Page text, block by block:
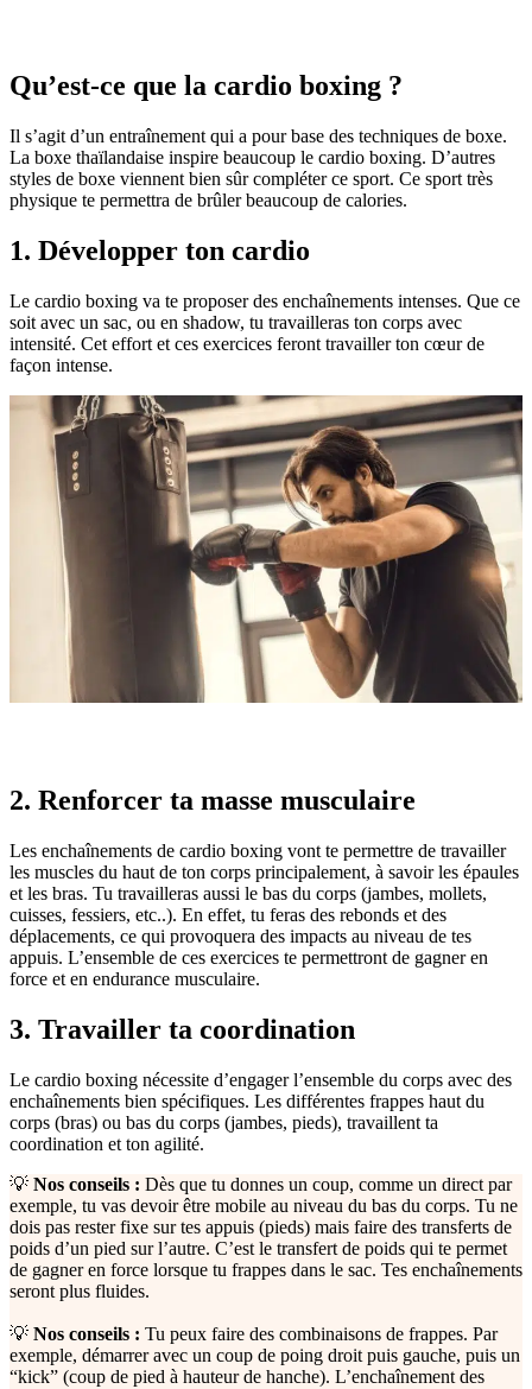
Qu’est-ce que la cardio boxing ?
Il s’agit d’un entraînement qui a pour base des techniques de boxe.
La boxe thaïlandaise inspire beaucoup le cardio boxing. D’autres
styles de boxe viennent bien sûr compléter ce sport. Ce sport très
physique te permettra de brûler beaucoup de calories.
1. Développer ton cardio
Le cardio boxing va te proposer des enchaînements intenses. Que ce
soit avec un sac, ou en shadow, tu travailleras ton corps avec
intensité. Cet effort et ces exercices feront travailler ton cœur de
façon intense.
2. Renforcer ta masse musculaire
Les enchaînements de cardio boxing vont te permettre de travailler
les muscles du haut de ton corps principalement, à savoir les épaules
et les bras. Tu travailleras aussi le bas du corps (jambes, mollets,
cuisses, fessiers, etc..). En effet, tu feras des rebonds et des
déplacements, ce qui provoquera des impacts au niveau de tes
appuis. L’ensemble de ces exercices te permettront de gagner en
force et en endurance musculaire.
3. Travailler ta coordination
Le cardio boxing nécessite d’engager l’ensemble du corps avec des
enchaînements bien spécifiques. Les différentes frappes haut du
corps (bras) ou bas du corps (jambes, pieds), travaillent ta
coordination et ton agilité.
💡 Nos conseils : Dès que tu donnes un coup, comme un direct par
exemple, tu vas devoir être mobile au niveau du bas du corps. Tu ne
dois pas rester fixe sur tes appuis (pieds) mais faire des transferts de
poids d’un pied sur l’autre. C’est le transfert de poids qui te permet
de gagner en force lorsque tu frappes dans le sac. Tes enchaînements
seront plus fluides.
💡 Nos conseils : Tu peux faire des combinaisons de frappes. Par
exemple, démarrer avec un coup de poing droit puis gauche, puis un
“kick” (coup de pied à hauteur de hanche). L’enchaînement des